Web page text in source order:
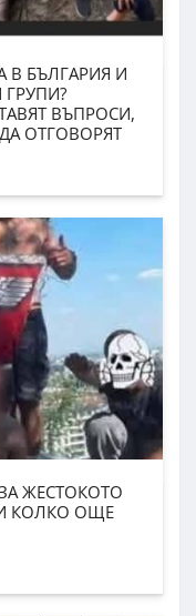
В БЪЛГАРИЯ И
ВЪПРОСИ,
ОТГОВОРЯТ
ЖЕСТОКОТО
КОЛКО ОЩЕ